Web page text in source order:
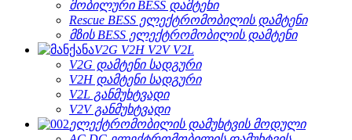
მობილური BESS დამტენი
Rescue BESS ელექტრომობილის დამტენი
მზის BESS ელექტრომობილის დამტენი
V2G V2H V2V V2L
V2G დამტენი სადგური
V2H დამტენი სადგური
V2L განმუხტვადი
V2V განმუხტვადი
ელექტრომობილის დამუხტვის მოდული